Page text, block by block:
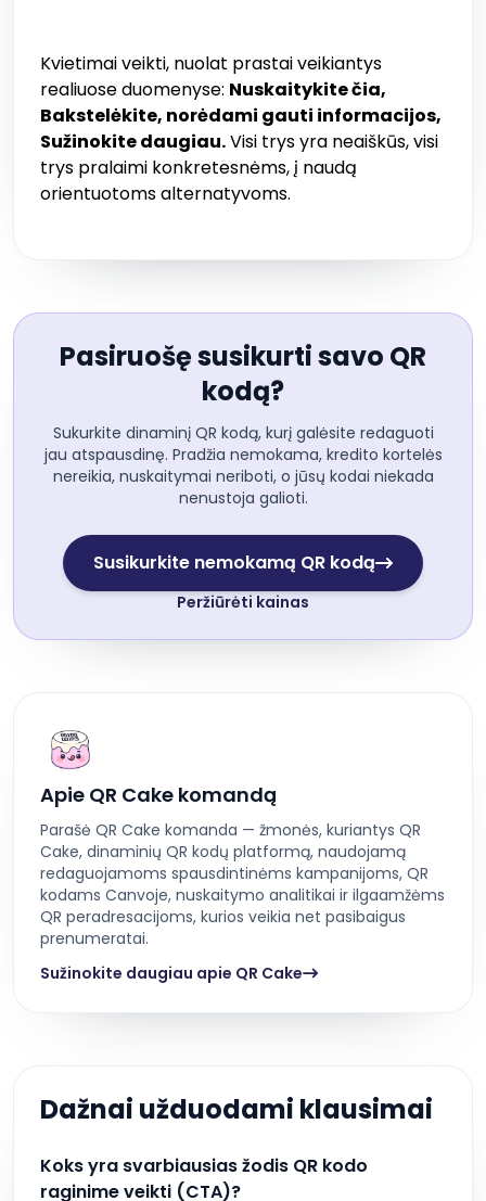
Kvietimai veikti, nuolat prastai veikiantys
realiuose duomenyse: Nuskaitykite čia,
Bakstelėkite, norėdami gauti informacijos,
Sužinokite daugiau.Visi trys yra neaiškūs, visi
trys pralaimi konkretesnėms, į naudą
orientuotoms alternatyvoms.
Pasiruošę susikurti savo QR
kodą?
Sukurkite dinaminį QR kodą, kurį galėsite redaguoti
jau atspausdinę. Pradžia nemokama, kredito kortelės
nereikia, nuskaitymai neriboti, o jūsų kodai niekada
nenustoja galioti.
Susikurkite nemokamą QR kodą
Peržiūrėti kainas
Apie QR Cake komandą
Parašė QR Cake komanda — žmonės, kuriantys QR
Cake, dinaminių QR kodų platformą, naudojamą
redaguojamoms spausdintinėms kampanijoms, QR
kodams Canvoje, nuskaitymo analitikai ir ilgaamžėms
QR peradresacijoms, kurios veikia net pasibaigus
prenumeratai.
Sužinokite daugiau apie QR Cake
Dažnai užduodami klausimai
Koks yra svarbiausias žodis QR kodo
raginime veikti (CTA)?